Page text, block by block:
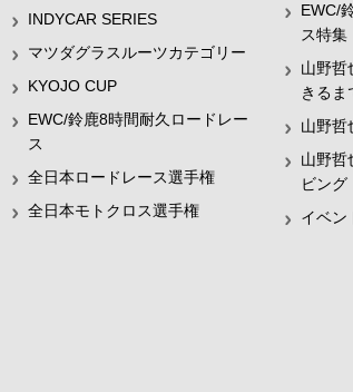
INDYCAR SERIES
マツダグラスルーツカテゴリー
KYOJO CUP
EWC/鈴鹿8時間耐久ロードレー
ス
全日本ロードレース選手権
全日本モトクロス選手権
EWC/
ス特集
山野哲
きるま
山野哲
山野哲
ビング
イベン